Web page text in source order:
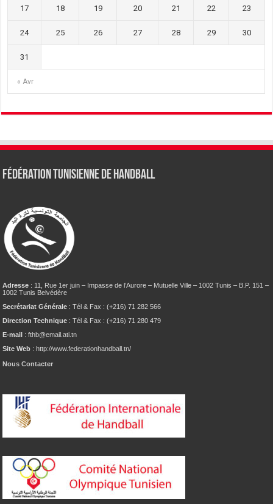
« Avr
17 18 19 20 21 22 23
24 25 26 27 28 29 30
31
Fédération tunisienne de Handball
Adresse : 11, Rue 1er juin – Impasse de l’Aurore – Mutuelle Ville – 1002 Tunis – B.P. 151 –
1002 Tunis Belvédère
Secrétariat Générale : Tél & Fax : (+216) 71 282 566
Direction Technique : Tél & Fax : (+216) 71 280 479
E-mail : fthb@email.ati.tn
Site Web : http://www.federationhandball.tn/
Nous Contacter